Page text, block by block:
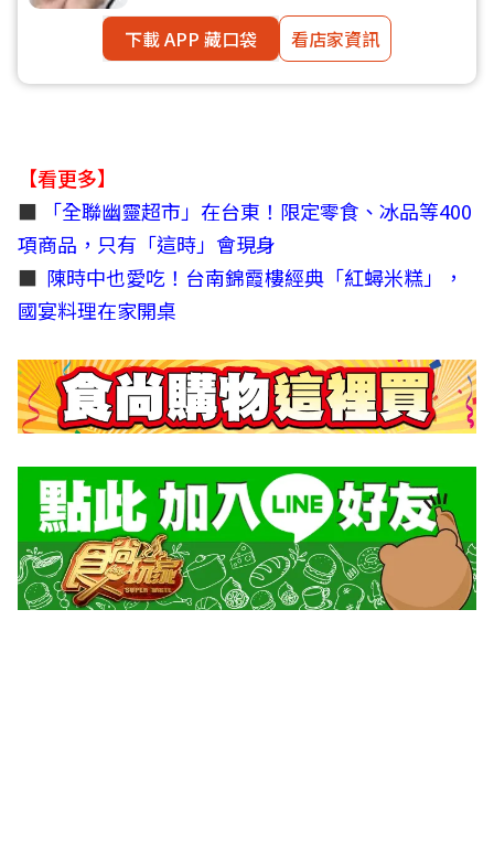
下載 APP 藏口袋
看店家資訊
【看更多】
■
「全聯幽靈超市」在台東！限定零食、冰品等400
項商品，只有「這時」會現身
■ 陳時中也愛吃！台南錦霞樓經典「紅蟳米糕」，
國宴料理在家開桌